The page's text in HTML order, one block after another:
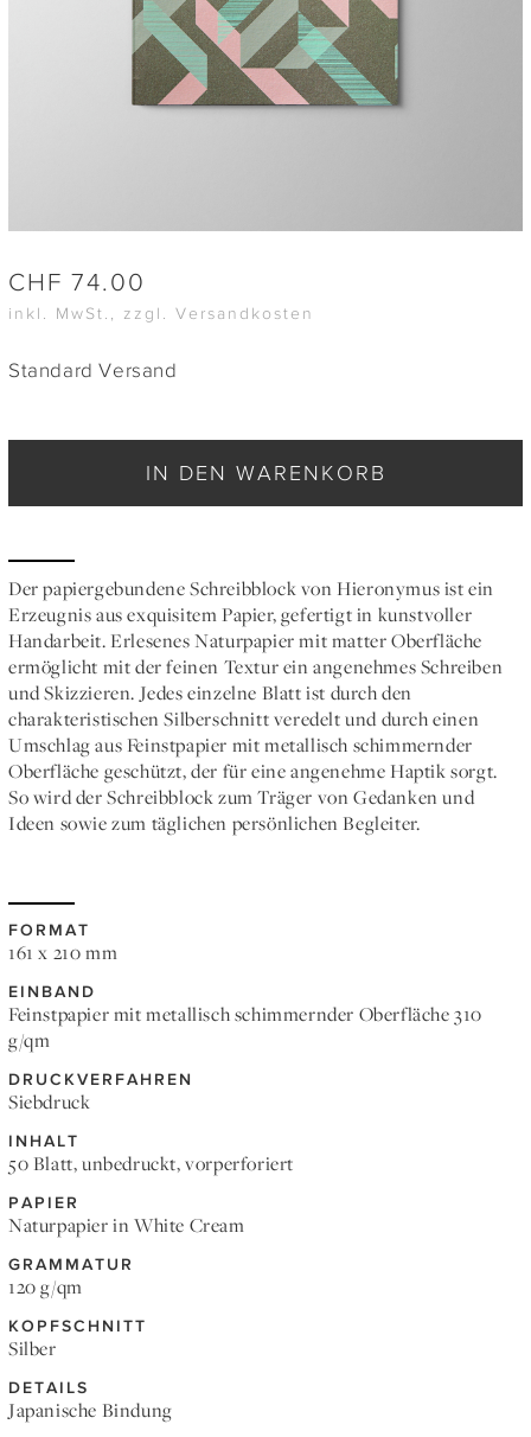
CHF 74.00
inkl. MwSt., zzgl. Versandkosten
Standard Versand
IN DEN WARENKORB
Der papiergebundene Schreibblock von Hieronymus ist ein
Erzeugnis aus exquisitem Papier, gefertigt in kunstvoller
Handarbeit. Erlesenes Naturpapier mit matter Oberfläche
ermöglicht mit der feinen Textur ein angenehmes Schreiben
und Skizzieren. Jedes einzelne Blatt ist durch den
charakteristischen Silberschnitt veredelt und durch einen
Umschlag aus Feinstpapier mit metallisch schimmernder
Oberfläche geschützt, der für eine angenehme Haptik sorgt.
So wird der Schreibblock zum Träger von Gedanken und
Ideen sowie zum täglichen persönlichen Begleiter.
FORMAT
161 x 210 mm
EINBAND
Feinstpapier mit metallisch schimmernder Oberfläche 310
g/qm
DRUCKVERFAHREN
Siebdruck
INHALT
50 Blatt, unbedruckt, vorperforiert
PAPIER
Naturpapier in White Cream
GRAMMATUR
120 g/qm
KOPFSCHNITT
Silber
DETAILS
Japanische Bindung